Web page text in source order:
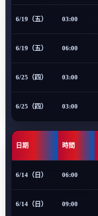
6/19（五） 03:00
6/19（五） 06:00
6/25（四） 03:00
6/25（四） 03:00
日期 時間
6/14（日） 06:00
6/14（日） 09:00